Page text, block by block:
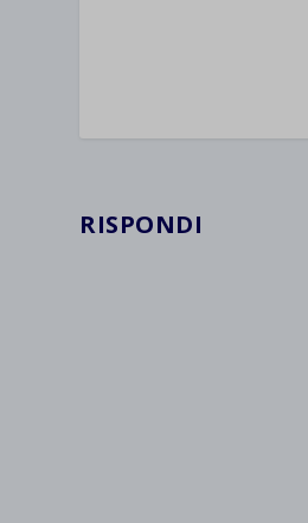
RISPONDI